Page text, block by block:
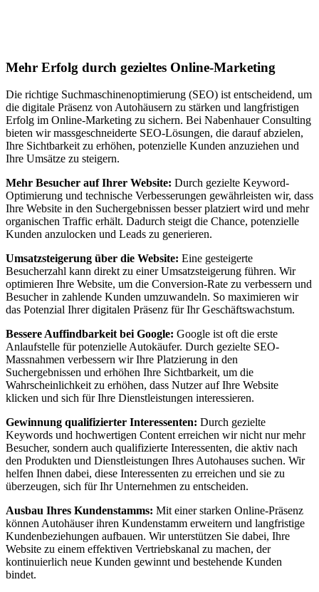
Mehr Erfolg durch gezieltes Online-Marketing
Die richtige Suchmaschinenoptimierung (SEO) ist entscheidend, um
die digitale Präsenz von Autohäusern zu stärken und langfristigen
Erfolg im Online-Marketing zu sichern. Bei Nabenhauer Consulting
bieten wir massgeschneiderte SEO-Lösungen, die darauf abzielen,
Ihre Sichtbarkeit zu erhöhen, potenzielle Kunden anzuziehen und
Ihre Umsätze zu steigern.
Mehr Besucher auf Ihrer Website: Durch gezielte Keyword-
Optimierung und technische Verbesserungen gewährleisten wir, dass
Ihre Website in den Suchergebnissen besser platziert wird und mehr
organischen Traffic erhält. Dadurch steigt die Chance, potenzielle
Kunden anzulocken und Leads zu generieren.
Umsatzsteigerung über die Website: Eine gesteigerte
Besucherzahl kann direkt zu einer Umsatzsteigerung führen. Wir
optimieren Ihre Website, um die Conversion-Rate zu verbessern und
Besucher in zahlende Kunden umzuwandeln. So maximieren wir
das Potenzial Ihrer digitalen Präsenz für Ihr Geschäftswachstum.
Bessere Auffindbarkeit bei Google: Google ist oft die erste
Anlaufstelle für potenzielle Autokäufer. Durch gezielte SEO-
Massnahmen verbessern wir Ihre Platzierung in den
Suchergebnissen und erhöhen Ihre Sichtbarkeit, um die
Wahrscheinlichkeit zu erhöhen, dass Nutzer auf Ihre Website
klicken und sich für Ihre Dienstleistungen interessieren.
Gewinnung qualifizierter Interessenten: Durch gezielte
Keywords und hochwertigen Content erreichen wir nicht nur mehr
Besucher, sondern auch qualifizierte Interessenten, die aktiv nach
den Produkten und Dienstleistungen Ihres Autohauses suchen. Wir
helfen Ihnen dabei, diese Interessenten zu erreichen und sie zu
überzeugen, sich für Ihr Unternehmen zu entscheiden.
Ausbau Ihres Kundenstamms: Mit einer starken Online-Präsenz
können Autohäuser ihren Kundenstamm erweitern und langfristige
Kundenbeziehungen aufbauen. Wir unterstützen Sie dabei, Ihre
Website zu einem effektiven Vertriebskanal zu machen, der
kontinuierlich neue Kunden gewinnt und bestehende Kunden
bindet.